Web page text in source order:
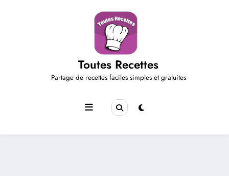
Toutes Recettes
Partage de recettes faciles simples et gratuites